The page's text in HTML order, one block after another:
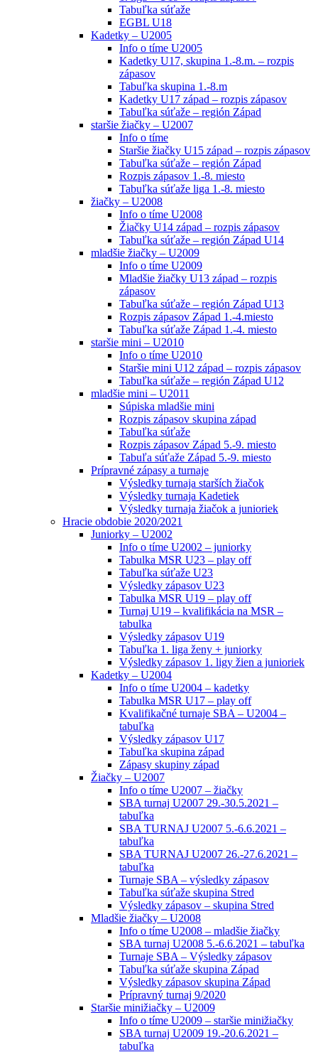
Tabuľka súťaže
EGBL U18
Kadetky – U2005
Info o tíme U2005
Kadetky U17, skupina 1.-8.m. – rozpis
zápasov
Tabuľka skupina 1.-8.m
Kadetky U17 západ – rozpis zápasov
Tabuľka súťaže – región Západ
staršie žiačky – U2007
Info o tíme
Staršie žiačky U15 západ – rozpis zápasov
Tabuľka súťaže – región Západ
Rozpis zápasov 1.-8. miesto
Tabuľka súťaže liga 1.-8. miesto
žiačky – U2008
Info o tíme U2008
Žiačky U14 západ – rozpis zápasov
Tabuľka súťaže – región Západ U14
mladšie žiačky – U2009
Info o tíme U2009
Mladšie žiačky U13 západ – rozpis
zápasov
Tabuľka súťaže – región Západ U13
Rozpis zápasov Západ 1.-4.miesto
Tabuľka súťaže Západ 1.-4. miesto
staršie mini – U2010
Info o tíme U2010
Staršie mini U12 západ – rozpis zápasov
Tabuľka súťaže – región Západ U12
mladšie mini – U2011
Súpiska mladšie mini
Rozpis zápasov skupina západ
Tabuľka súťaže
Rozpis zápasov Západ 5.-9. miesto
Tabuľa súťaže Západ 5.-9. miesto
Prípravné zápasy a turnaje
Výsledky turnaja starších žiačok
Výsledky turnaja Kadetiek
Výsledky turnaja žiačok a junioriek
Hracie obdobie 2020/2021
Juniorky – U2002
Info o tíme U2002 – juniorky
Tabulka MSR U23 – play off
Tabuľka súťaže U23
Výsledky zápasov U23
Tabulka MSR U19 – play off
Turnaj U19 – kvalifikácia na MSR –
tabulka
Výsledky zápasov U19
Tabuľka 1. liga ženy + juniorky
Výsledky zápasov 1. ligy žien a junioriek
Kadetky – U2004
Info o tíme U2004 – kadetky
Tabulka MSR U17 – play off
Kvalifikačné turnaje SBA – U2004 –
tabuľka
Výsledky zápasov U17
Tabuľka skupina západ
Zápasy skupiny západ
Žiačky – U2007
Info o tíme U2007 – žiačky
SBA turnaj U2007 29.-30.5.2021 –
tabuľka
SBA TURNAJ U2007 5.-6.6.2021 –
tabuľka
SBA TURNAJ U2007 26.-27.6.2021 –
tabuľka
Turnaje SBA – výsledky zápasov
Tabuľka súťaže skupina Stred
Výsledky zápasov – skupina Stred
Mladšie žiačky – U2008
Info o tíme U2008 – mladšie žiačky
SBA turnaj U2008 5.-6.6.2021 – tabuľka
Turnaje SBA – Výsledky zápasov
Tabuľka súťaže skupina Západ
Výsledky zápasov skupina Západ
Prípravný turnaj 9/2020
Staršie minižiačky – U2009
Info o tíme U2009 – staršie minižiačky
SBA turnaj U2009 19.-20.6.2021 –
tabuľka